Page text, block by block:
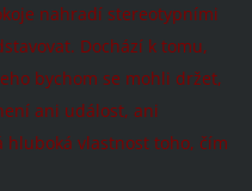
nahradí stereotypními
Dochází k tomu,
bychom se mohli držet,
ani událost, ani
hluboká vlastnost toho, čím